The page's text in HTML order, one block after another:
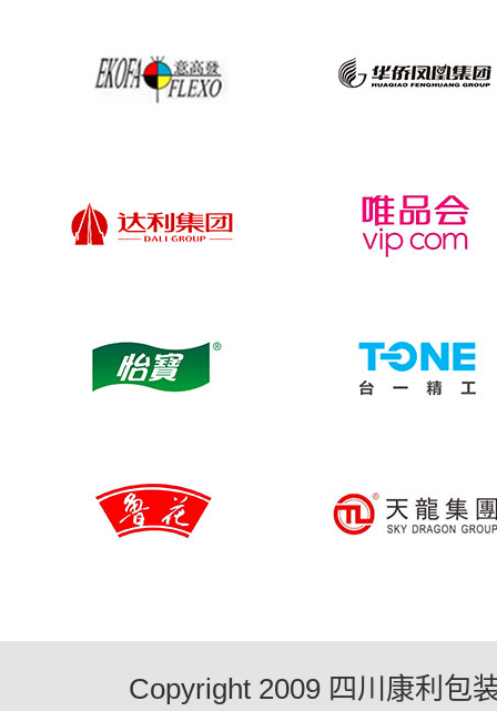
Copyright 2009 四川康利包